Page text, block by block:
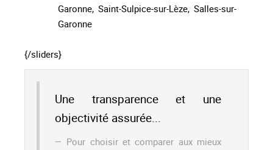
Garonne, Saint-Sulpice-sur-Lèze, Salles-sur-
Garonne
{/sliders}
Une transparence et une
objectivité assurée...
Pour choisir et comparer aux mieux